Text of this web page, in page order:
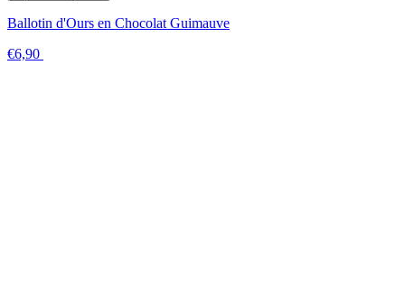
Ballotin d'Ours en Chocolat Guimauve
€6,90